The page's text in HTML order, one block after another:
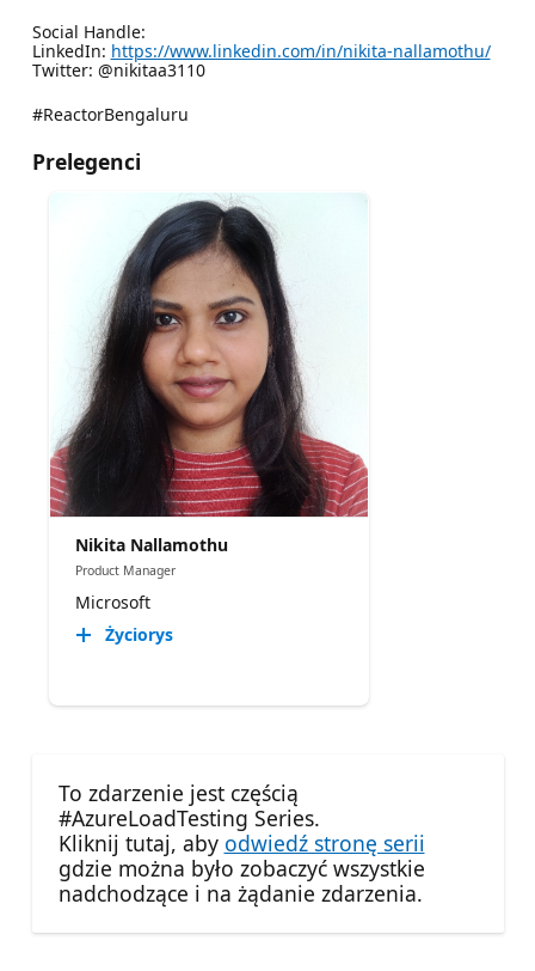
Social Handle:
LinkedIn: https://www.linkedin.com/in/nikita-nallamothu/
Twitter: @nikitaa3110
#ReactorBengaluru
Prelegenci
Nikita Nallamothu
Product Manager
Microsoft
Życiorys
To zdarzenie jest częścią
#AzureLoadTesting Series.
Kliknij tutaj, aby odwiedź stronę serii
gdzie można było zobaczyć wszystkie
nadchodzące i na żądanie zdarzenia.